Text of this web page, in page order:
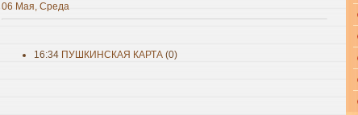
06 Мая, Среда
16:34 ПУШКИНСКАЯ КАРТА (0)